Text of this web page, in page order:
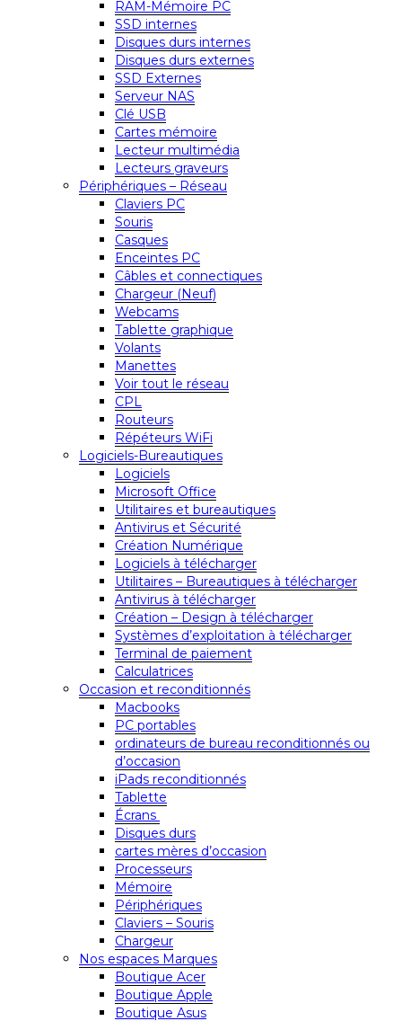
RAM-Mémoire PC
SSD internes
Disques durs internes
Disques durs externes
SSD Externes
Serveur NAS
Clé USB
Cartes mémoire
Lecteur multimédia
Lecteurs graveurs
Périphériques – Réseau
Claviers PC
Souris
Casques
Enceintes PC
Câbles et connectiques
Chargeur (Neuf)
Webcams
Tablette graphique
Volants
Manettes
Voir tout le réseau
CPL
Routeurs
Répéteurs WiFi
Logiciels-Bureautiques
Logiciels
Microsoft Office
Utilitaires et bureautiques
Antivirus et Sécurité
Création Numérique
Logiciels à télécharger
Utilitaires – Bureautiques à télécharger
Antivirus à télécharger
Création – Design à télécharger
Systèmes d’exploitation à télécharger
Terminal de paiement
Calculatrices
Occasion et reconditionnés
Macbooks
PC portables
ordinateurs de bureau reconditionnés ou
d’occasion
iPads reconditionnés
Tablette
Écrans
Disques durs
cartes mères d’occasion
Processeurs
Mémoire
Périphériques
Claviers – Souris
Chargeur
Nos espaces Marques
Boutique Acer
Boutique Apple
Boutique Asus